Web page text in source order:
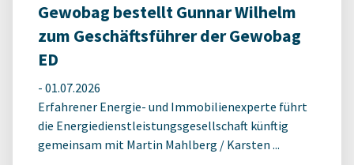
Gewobag bestellt Gunnar Wilhelm
zum Geschäftsführer der Gewobag
ED
- 01.07.2026
Erfahrener Energie- und Immobilienexperte führt
die Energiedienstleistungsgesellschaft künftig
gemeinsam mit Martin Mahlberg / Karsten ...